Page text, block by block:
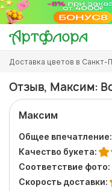
Перейти
основному
содержанию
Вы
здесь
Доставка цветов в Санкт-
Отзыв, Максим:
Максим
Общее впечатление:
Качество букета:
Соответствие фото:
Скорость доставки: